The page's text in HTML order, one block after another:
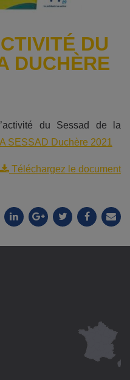
DU
DUCHÈRE
du Sessad de la
SESSAD Duchère 2021
Téléchargez le document